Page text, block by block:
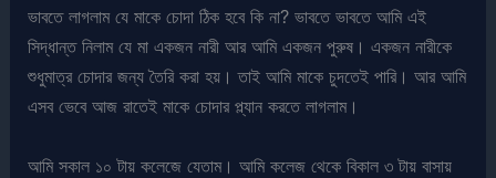
ভাবতে লাগলাম যে মাকে চোদা ঠিক হবে কি না? ভাবতে ভাবতে আমি এই
সিদ্ধান্ত নিলাম যে মা একজন নারী আর আমি একজন পুরুষ। একজন নারীকে
শুধুমাত্র চোদার জন্য তৈরি করা হয়। তাই আমি মাকে চুদতেই পারি। আর আমি
এসব ভেবে আজ রাতেই মাকে চোদার প্ল্যান করতে লাগলাম।
আমি সকাল ১০ টায় কলেজে যেতাম। আমি কলেজ থেকে বিকাল ৩ টায় বাসায়